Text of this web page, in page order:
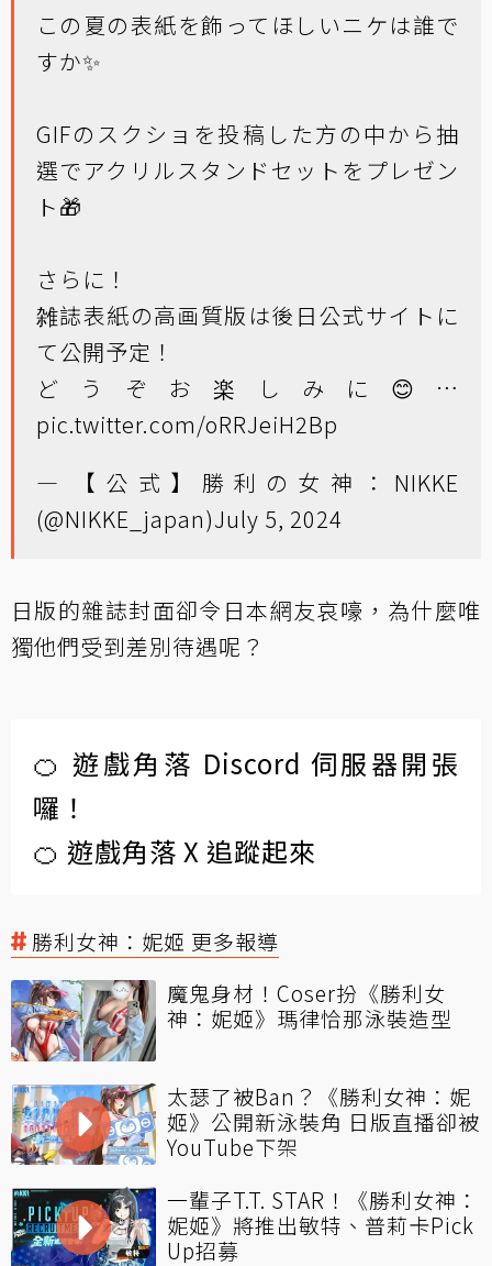
この夏の表紙を飾ってほしいニケは誰で
すか✨
GIFのスクショを投稿した方の中から抽
選でアクリルスタンドセットをプレゼン
ト🎁
さらに！
雑誌表紙の高画質版は後日公式サイトに
て公開予定！
どうぞお楽しみに😊…
pic.twitter.com/oRRJeiH2Bp
— 【公式】勝利の女神：NIKKE
(@NIKKE_japan)July 5, 2024
日版的雜誌封面卻令日本網友哀嚎，為什麼唯
獨他們受到差別待遇呢？
🍊 遊戲角落 Discord 伺服器開張
囉！
🍊 遊戲角落 X 追蹤起來
勝利女神：妮姬 更多報導
魔鬼身材！Coser扮《勝利女
神：妮姬》瑪律恰那泳裝造型
太瑟了被Ban？《勝利女神：妮
姬》公開新泳裝角 日版直播卻被
YouTube下架
一輩子T.T. STAR！《勝利女神：
妮姬》將推出敏特、普莉卡Pick
Up招募